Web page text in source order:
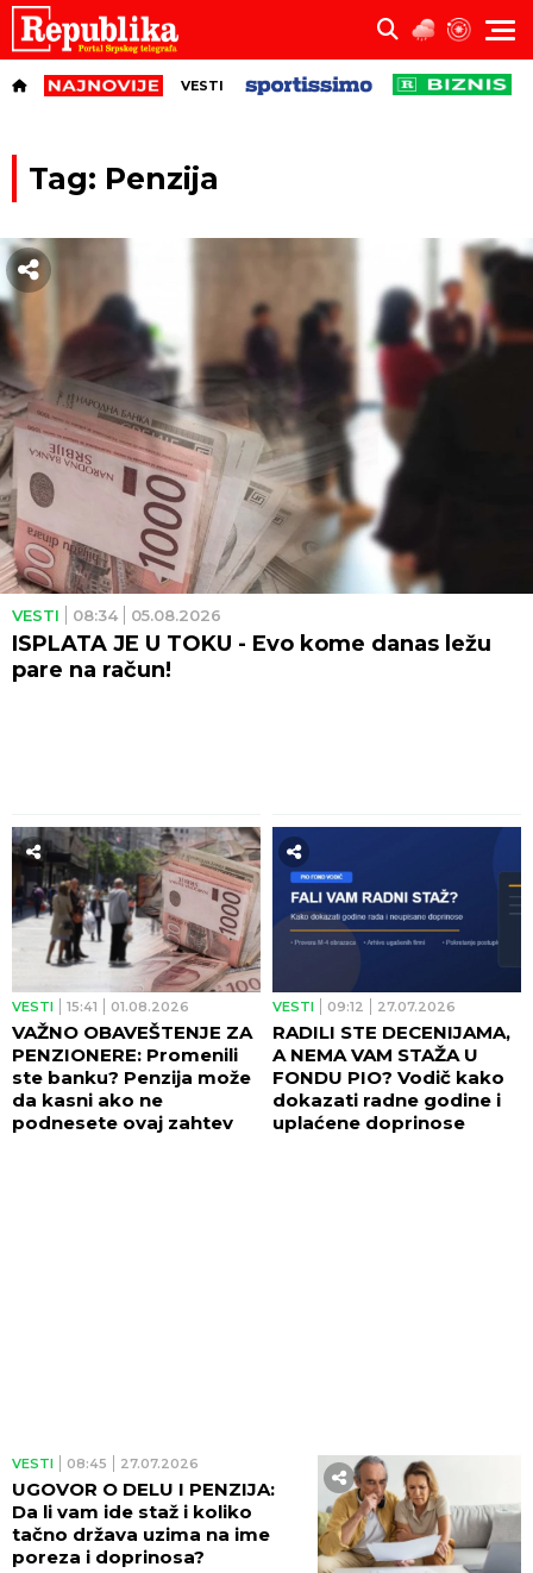
VESTI
Tag: Penzija
VESTI 08:34 05.08.2026
ISPLATA JE U TOKU - Evo kome danas ležu
pare na račun!
VESTI 15:41 01.08.2026
VAŽNO OBAVEŠTENJE ZA
PENZIONERE: Promenili
ste banku? Penzija može
da kasni ako ne
podnesete ovaj zahtev
VESTI 09:12 27.07.2026
RADILI STE DECENIJAMA,
A NEMA VAM STAŽA U
FONDU PIO? Vodič kako
dokazati radne godine i
uplaćene doprinose
VESTI 08:45 27.07.2026
UGOVOR O DELU I PENZIJA:
Da li vam ide staž i koliko
tačno država uzima na ime
poreza i doprinosa?